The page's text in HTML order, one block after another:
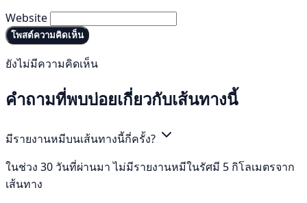
Website
โพสต์ความคิดเห็น
ยังไม่มีความคิดเห็น
คำถามที่พบบ่อยเกี่ยวกับเส้นทางนี้
มีรายงานหมีบนเส้นทางนี้กี่ครั้ง?
ในช่วง 30 วันที่ผ่านมา ไม่มีรายงานหมีในรัศมี 5 กิโลเมตรจาก
เส้นทาง